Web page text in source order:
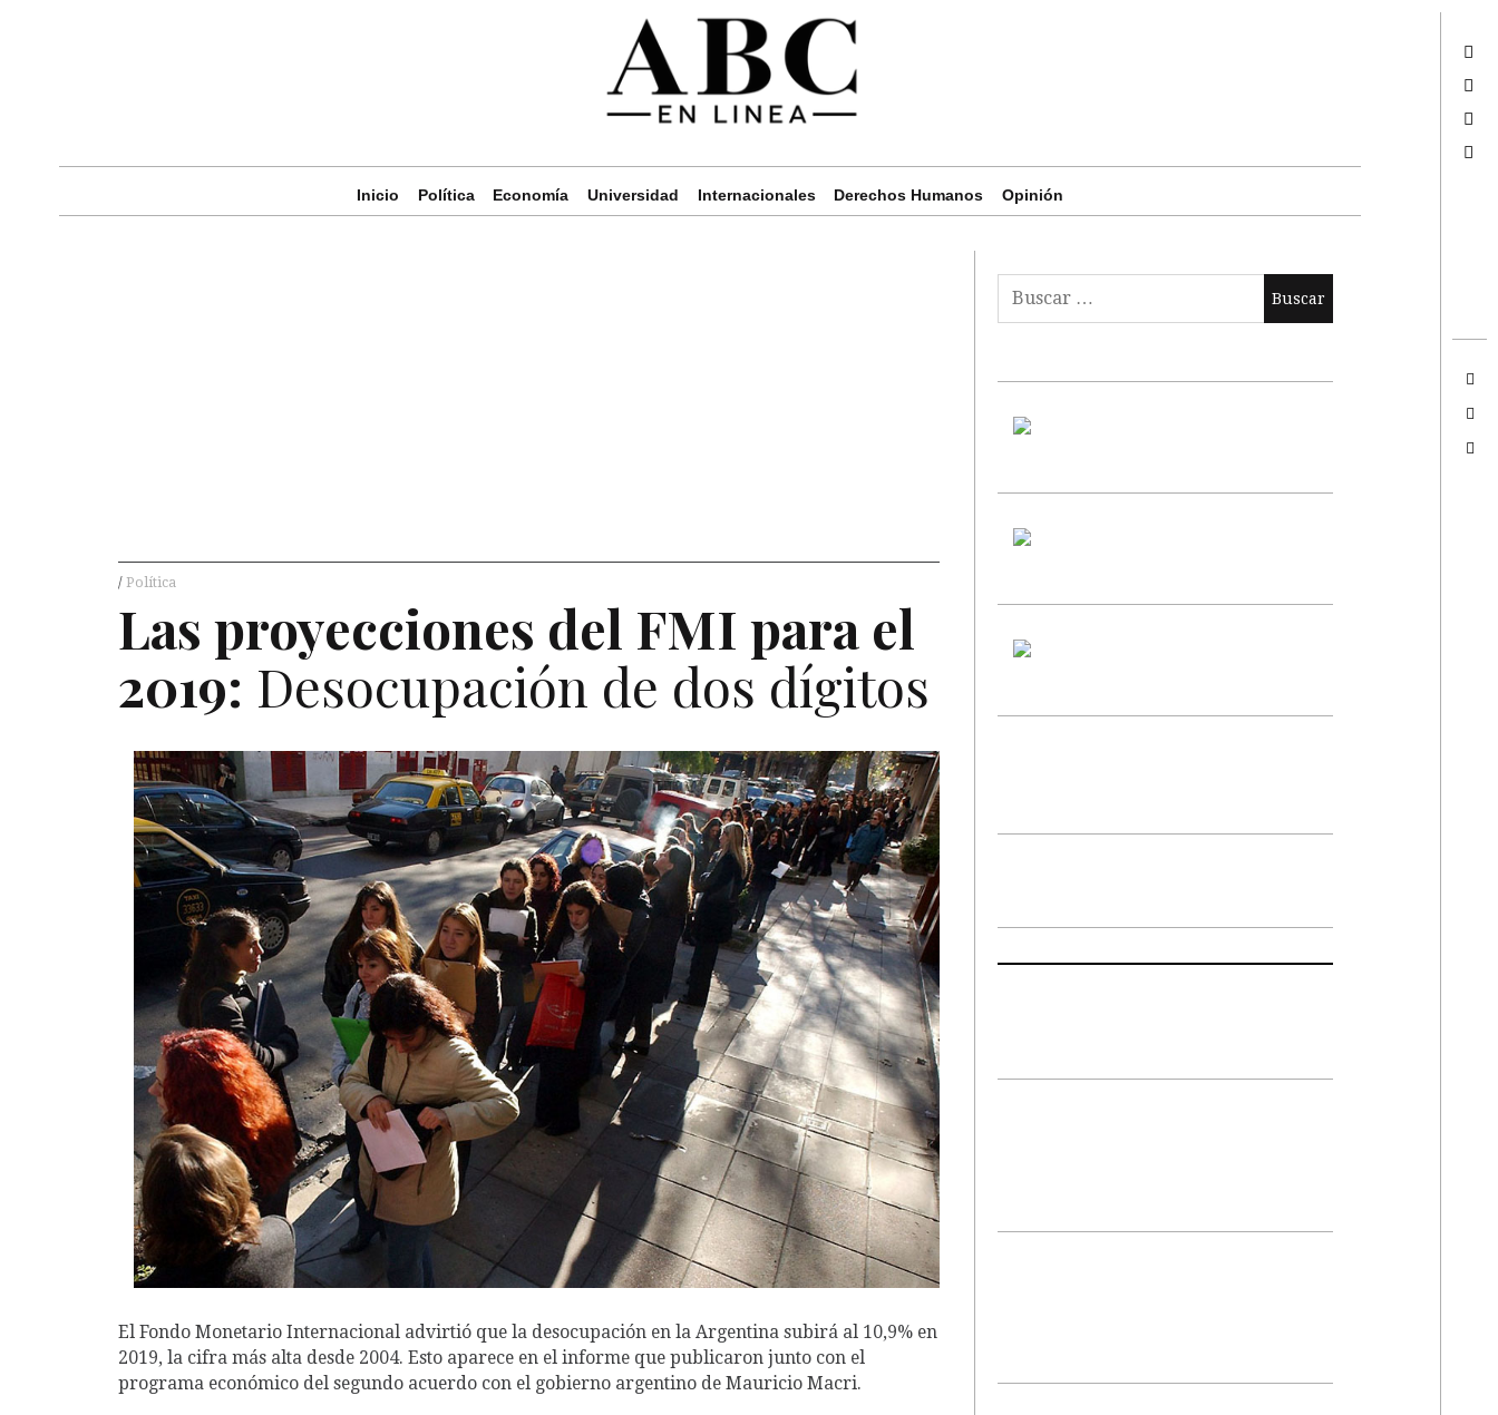
Inicio Política Economía Universidad Internacionales Derechos Humanos Opinión
Política
Las proyecciones del FMI para el
2019: Desocupación de dos dígitos
El Fondo Monetario Internacional advirtió que la desocupación en la Argentina subirá al 10,9% en
2019, la cifra más alta desde 2004. Esto aparece en el informe que publicaron junto con el
programa económico del segundo acuerdo con el gobierno argentino de Mauricio Macri.